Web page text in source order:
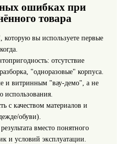
ошибках при
товара
вы используете первые
отсутствие
"одноразовые" корпуса.
и витринным "вау-демо", а не
использования.
с качеством материалов и
обуви).
вместо понятного
и условий эксплуатации.